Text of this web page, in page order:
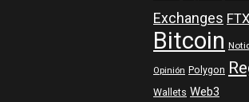
ExchangesFTX
Bitcoin
Opinión Polygon
Wallets Web3